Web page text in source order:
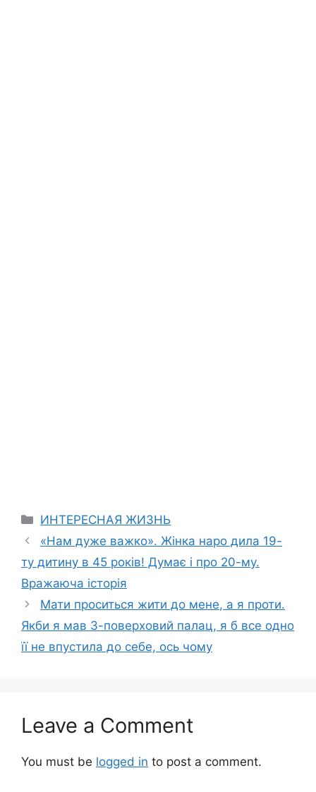
Categories
ИНТЕРЕСНАЯ ЖИЗНЬ
«Нам дуже важко». Жінка наро дила 19-
ту дитину в 45 років! Думає і про 20-му.
Вражаюча історія
Мати проситься жити до мене, а я проти.
Якби я мав 3-поверховий палац, я б все одно
її не впустила до себе, ось чому
Leave a Comment
You must be logged in to post a comment.